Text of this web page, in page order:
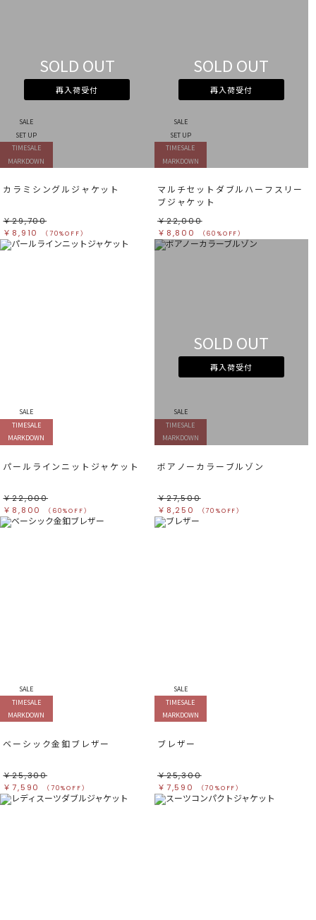
SOLD OUT
再入荷受付
SALE
SET UP
TIMESALE
MARKDOWN
カラミシングルジャケット
￥29,700
￥8,910
（70%OFF）
SOLD OUT
再入荷受付
SALE
SET UP
TIMESALE
MARKDOWN
マルチセットダブルハーフスリー
ブジャケット
￥22,000
￥8,800
（60%OFF）
SALE
TIMESALE
MARKDOWN
パールラインニットジャケット
￥22,000
￥8,800
（60%OFF）
SOLD OUT
再入荷受付
SALE
TIMESALE
MARKDOWN
ボアノーカラーブルゾン
￥27,500
￥8,250
（70%OFF）
SALE
TIMESALE
MARKDOWN
ベーシック金釦ブレザー
￥25,300
￥7,590
（70%OFF）
SALE
TIMESALE
MARKDOWN
ブレザー
￥25,300
￥7,590
（70%OFF）